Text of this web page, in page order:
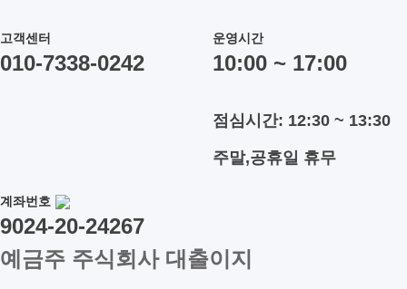
고객센터
010-7338-0242
운영시간
10:00 ~ 17:00
점심시간: 12:30 ~ 13:30
주말,공휴일 휴무
계좌번호
9024-20-24267
예금주 주식회사 대출이지